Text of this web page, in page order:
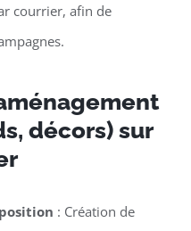
courrier, afin de
décors) sur
: Création de